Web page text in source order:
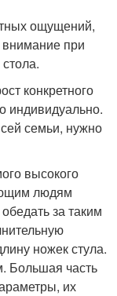
ощущений,
при
конкретного
индивидуально.
семьи, нужно
высокого
людям
за таким
ножек стула.
Большая часть
их